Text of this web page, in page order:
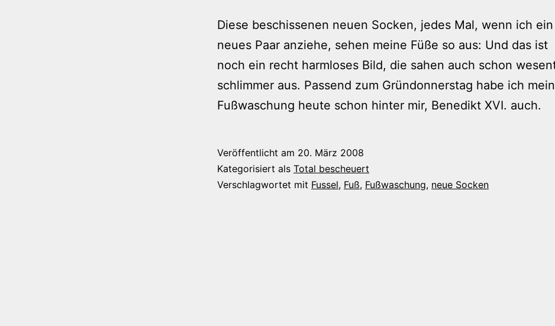
Diese beschissenen neuen Socken, jedes Mal, wenn ich ein
neues Paar anziehe, sehen meine Füße so aus: Und das ist
noch ein recht harmloses Bild, die sahen auch schon
schlimmer aus. Passend zum Gründonnerstag habe ich
Fußwaschung heute schon hinter mir, Benedikt XVI. auch.
Veröffentlicht am 20. März 2008
Kategorisiert als Total bescheuert
Verschlagwortet mit Fussel, Fuß, Fußwaschung, neue Socken